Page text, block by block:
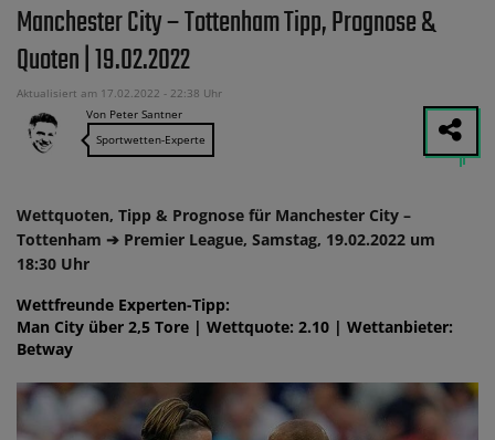
Manchester City – Tottenham Tipp, Prognose &
Quoten | 19.02.2022
Aktualisiert am 17.02.2022 - 22:38 Uhr
Von Peter Santner
Sportwetten-Experte
Wettquoten, Tipp & Prognose für Manchester City –
Tottenham ➔ Premier League, Samstag, 19.02.2022 um
18:30 Uhr
Wettfreunde Experten-Tipp:
Man City über 2,5 Tore | Wettquote: 2.10 | Wettanbieter:
Betway